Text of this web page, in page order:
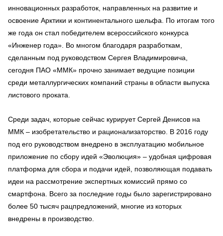
инновационных разработок, направленных на развитие и
освоение Арктики и континентального шельфа. По итогам того
же года он стал победителем всероссийского конкурса
«Инженер года». Во многом благодаря разработкам,
сделанным под руководством Сергея Владимировича,
сегодня ПАО «ММК» прочно занимает ведущие позиции
среди металлургических компаний страны в области выпуска
листового проката.
Среди задач, которые сейчас курирует Сергей Денисов на
ММК – изобретательство и рационализаторство. В 2016 году
под его руководством внедрено в эксплуатацию мобильное
приложение по сбору идей «Эволюция» – удобная цифровая
платформа для сбора и подачи идей, позволяющая подавать
идеи на рассмотрение экспертных комиссий прямо со
смартфона. Всего за последние годы было зарегистрировано
более 50 тысяч рацпредложений, многие из которых
внедрены в производство.